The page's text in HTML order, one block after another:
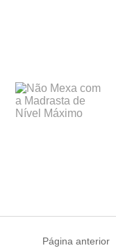
Página anterior